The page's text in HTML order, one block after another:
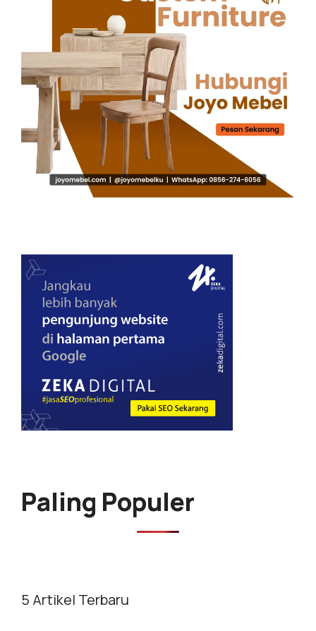
Paling Populer
5 Artikel Terbaru